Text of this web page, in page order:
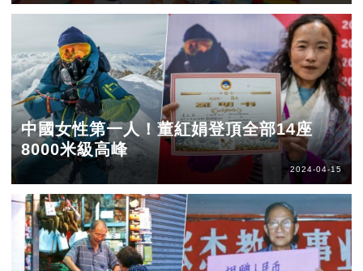
中國女性第一人！董紅娟登頂全部14座
8000米級高峰
2024-04-15